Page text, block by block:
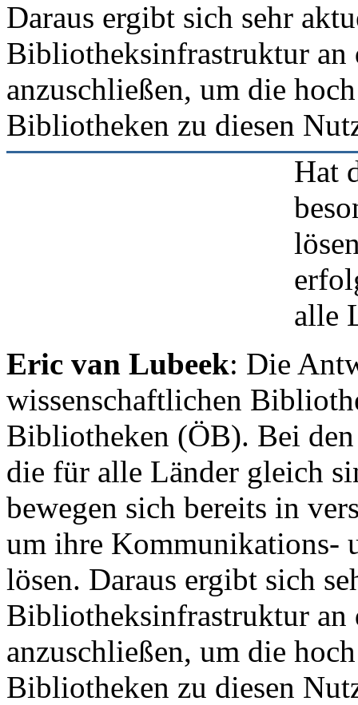
Daraus ergibt sich sehr
Bibliotheksinfrastruktur
anzuschließen, um die
Bibliotheken zu diesen
Hat
alle
Eric van Lubeek: Die
wissenschaftlichen
Bibliotheken (ÖB). Bei
die für alle Länder gleich
bewegen sich bereits in
um ihre Kommunikations-
lösen. Daraus ergibt sich
Bibliotheksinfrastruktur
anzuschließen, um die
Bibliotheken zu diesen